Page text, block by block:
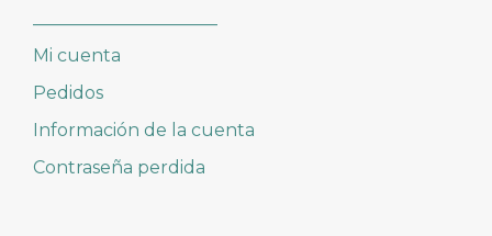
Mi cuenta
Pedidos
Información de la cuenta
Contraseña perdida